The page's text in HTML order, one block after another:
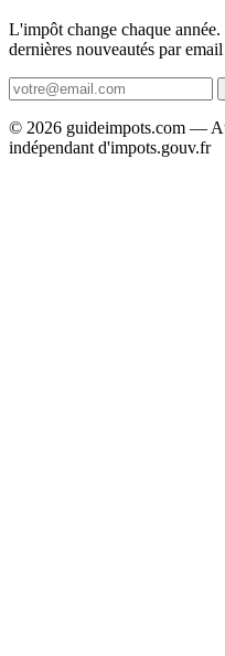
L'impôt change chaque
dernières nouveautés par email
© 2026 guideimpots.com —
indépendant d'impots.gouv.fr